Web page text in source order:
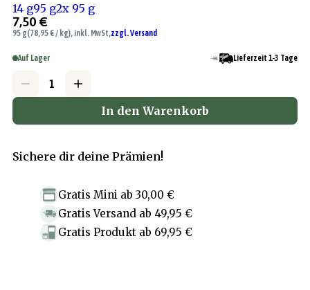
14 g95 g2x 95 g
7,50 €
95 g(78,95 € / kg), inkl. MwSt,zzgl. Versand
Auf Lager Lieferzeit 1-3 Tage
In den Warenkorb
Sichere dir deine Prämien!
Gratis Mini ab 30,00 €
Gratis Versand ab 49,95 €
Gratis Produkt ab 69,95 €